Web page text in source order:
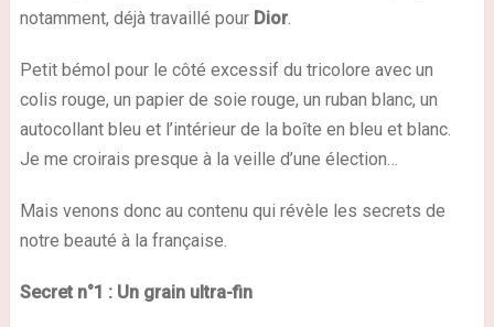
notamment, déjà travaillé pour Dior.
Petit bémol pour le côté excessif du tricolore avec un
colis rouge, un papier de soie rouge, un ruban blanc, un
autocollant bleu et l’intérieur de la boîte en bleu et blanc.
Je me croirais presque à la veille d’une élection…
Mais venons donc au contenu qui révèle les secrets de
notre beauté à la française.
Secret n°1 : Un grain ultra-fin